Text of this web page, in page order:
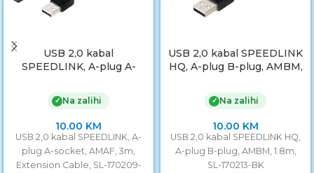
USB 2,0 kabal
SPEEDLINK, A-plug A-
Extension Cable, SL-
170209-BK
✓ Na zalihi
10.00 KM
USB 2,0 kabal SPEEDLINK, A-
plug A-socket, AMAF, 3m,
Extension Cable, SL-170209-
USB 2,0 kabal SPEEDLINK
HQ, A-plug B-plug, AMBM,
✓ Na zalihi
10.00 KM
USB 2,0 kabal SPEEDLINK HQ,
A-plug B-plug, AMBM, 1.8m,
SL-170213-BK